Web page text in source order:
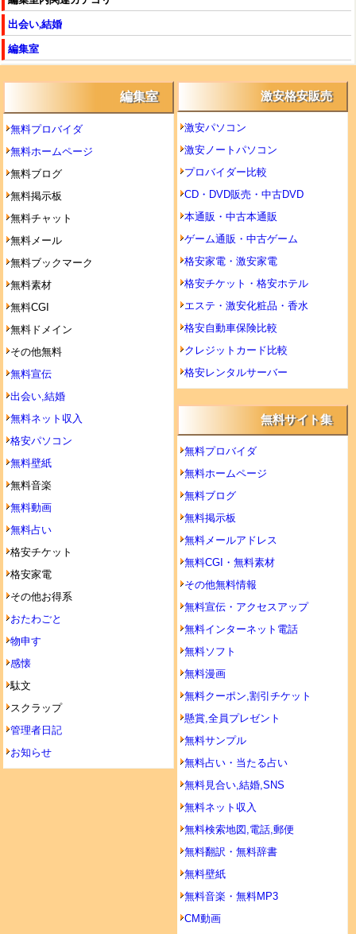
出会い,結婚
編集室
編集室
無料プロバイダ
無料ホームページ
無料ブログ
無料掲示板
無料チャット
無料メール
無料ブックマーク
無料素材
無料CGI
無料ドメイン
その他無料
無料宣伝
出会い,結婚
無料ネット収入
格安パソコン
無料壁紙
無料音楽
無料動画
無料占い
格安チケット
格安家電
その他お得系
おたわごと
物申す
感懐
駄文
スクラップ
管理者日記
お知らせ
激安格安販売
激安パソコン
激安ノートパソコン
プロバイダー比較
CD・DVD販売・中古DVD
本通販・中古本通販
ゲーム通販・中古ゲーム
格安家電・激安家電
格安チケット・格安ホテル
エステ・激安化粧品・香水
格安自動車保険比較
クレジットカード比較
格安レンタルサーバー
無料サイト集
無料プロバイダ
無料ホームページ
無料ブログ
無料掲示板
無料メールアドレス
無料CGI・無料素材
その他無料情報
無料宣伝・アクセスアップ
無料インターネット電話
無料ソフト
無料漫画
無料クーポン,割引チケット
懸賞,全員プレゼント
無料サンプル
無料占い・当たる占い
無料見合い,結婚,SNS
無料ネット収入
無料検索地図,電話,郵便
無料翻訳・無料辞書
無料壁紙
無料音楽・無料MP3
CM動画